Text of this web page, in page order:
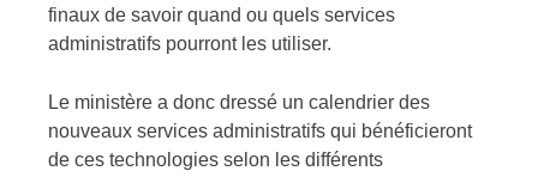
finaux de savoir quand ou quels services
administratifs pourront les utiliser.
Le ministère a donc dressé un calendrier des
nouveaux services administratifs qui bénéficieront
de ces technologies selon les différents